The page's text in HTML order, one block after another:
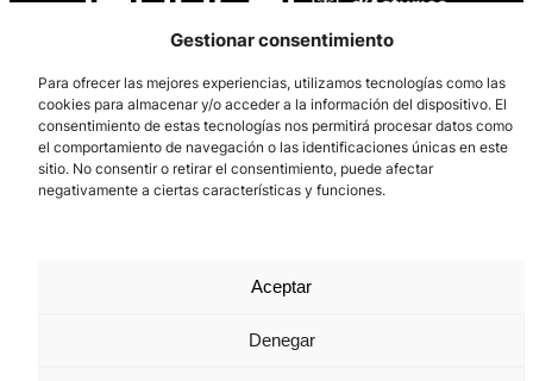
Gestionar consentimiento
Para ofrecer las mejores experiencias, utilizamos tecnologías como las
cookies para almacenar y/o acceder a la información del dispositivo. El
consentimiento de estas tecnologías nos permitirá procesar datos como
el comportamiento de navegación o las identificaciones únicas en este
sitio. No consentir o retirar el consentimiento, puede afectar
negativamente a ciertas características y funciones.
Aceptar
Denegar
Los Prados, 121 – 33203 Gijón
985 185 577 – info@laboralcentrodearte.org
Contacto